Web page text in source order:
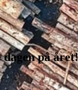
dagen på året!